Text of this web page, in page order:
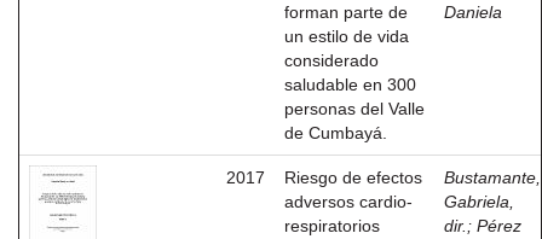
forman parte de
un estilo de vida
considerado
saludable en 300
personas del Valle
de Cumbayá.
Daniela
2017
Riesgo de efectos
adversos cardio-
respiratorios
Bustamante,
Gabriela,
dir. ; Pérez